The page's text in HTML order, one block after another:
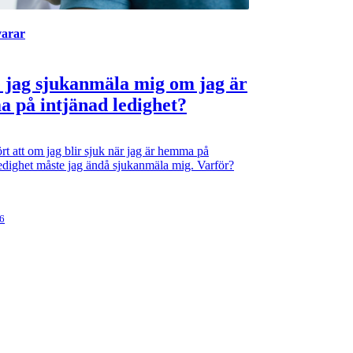
jag sjukanmäla mig om jag är
på intjänad ledighet?
att om jag blir sjuk när jag är hemma på
måste jag ändå sjukanmäla mig. Varför?